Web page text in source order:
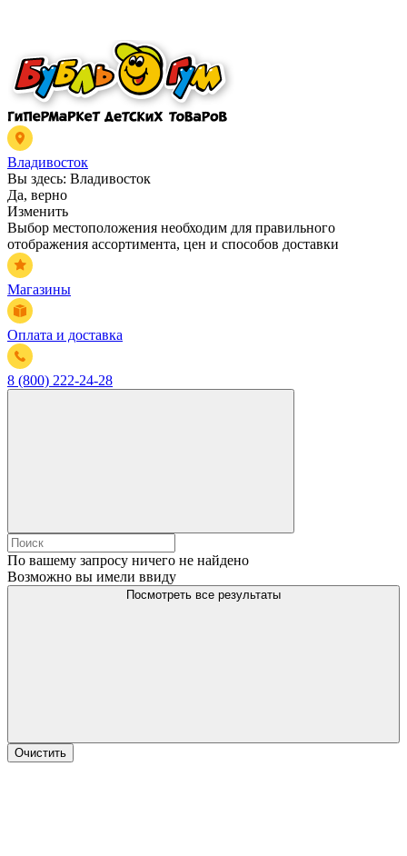
Владивосток
Вы здесь: Владивосток
Да, верно
Изменить
Выбор местоположения необходим для правильного
отображения ассортимента, цен и способов доставки
Магазины
Оплата и доставка
8 (800) 222-24-28
По вашему запросу ничего не найдено
Возможно вы имели ввиду
Посмотреть все результаты
Очистить